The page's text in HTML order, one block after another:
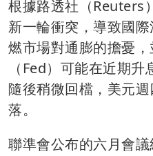
根據路透社（Reuters
新一輪衝突，導致國
燃市場對通膨的擔憂
（Fed）可能在近期
隨後稍微回檔，美元
落。
聯準會公布的六月會